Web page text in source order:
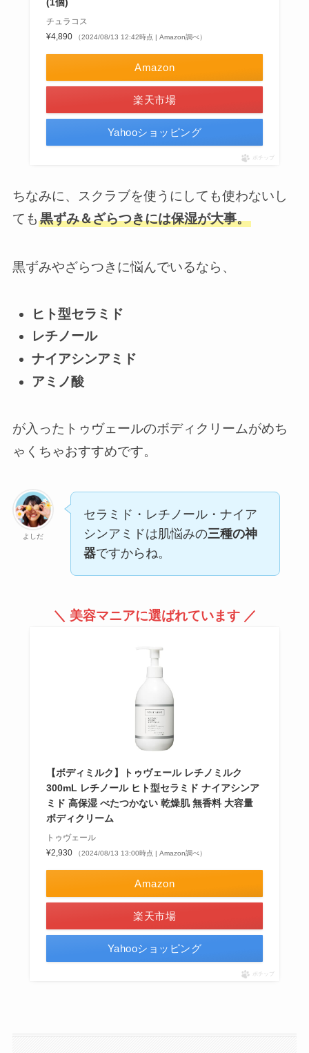
チュラコス
¥4,890
（2024/08/13 12:42時点 | Amazon調べ）
Amazon
楽天市場
Yahooショッピング
ポチップ
ちなみに、スクラブを使うにしても使わないし
ても 黒ずみ＆ざらつきには保湿が大事。
黒ずみやざらつきに悩んでいるなら、
ヒト型セラミド
レチノール
ナイアシンアミド
アミノ酸
が入ったトゥヴェールのボディクリームがめち
ゃくちゃおすすめです。
よしだ
セラミド・レチノール・ナイア
シンアミドは肌悩みの三種の神
器ですからね。
＼ 美容マニアに選ばれています ／
【ボディミルク】トゥヴェール レチノミルク
300mL レチノール ヒト型セラミド ナイアシンア
ミド 高保湿 べたつかない 乾燥肌 無香料 大容量
ボディクリーム
トゥヴェール
¥2,930
（2024/08/13 13:00時点 | Amazon調べ）
Amazon
楽天市場
Yahooショッピング
ポチップ